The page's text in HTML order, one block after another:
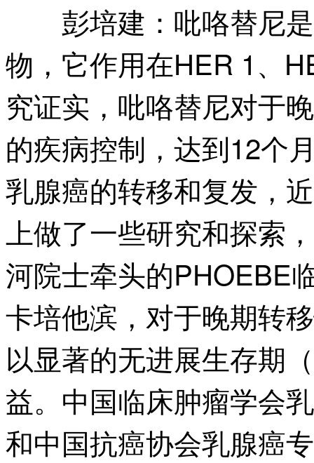
彭培建： 吡咯替尼
物，它作用在HER 1、
究证实，吡咯替尼对于
的疾病控制，达到12个
乳腺癌的转移和复发，
上做了一些研究和探索
河院士牵头的PHOEBE
卡培他滨，对于晚期转
以显著的无进展生存期
益。中国临床肿瘤学会
和中国抗癌协会乳腺癌